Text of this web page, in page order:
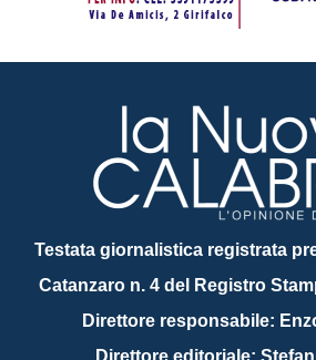
Testata giornalistica registrata
Catanzaro n. 4 del Registro
Direttore responsabile: